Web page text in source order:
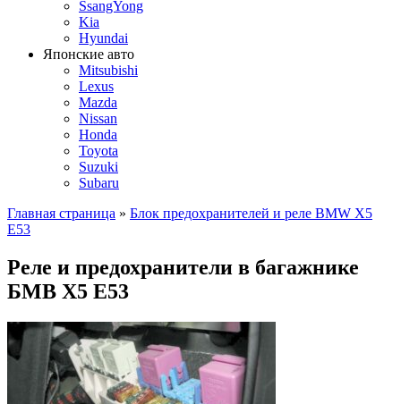
SsangYong
Kia
Hyundai
Японские авто
Mitsubishi
Lexus
Mazda
Nissan
Honda
Toyota
Suzuki
Subaru
Главная страница » Блок предохранителей и реле BMW X5
E53
Реле и предохранители в багажнике
БМВ Х5 Е53